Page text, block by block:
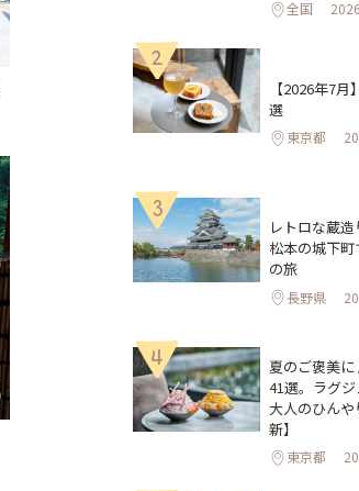
全国
2
【2026年7
選
東京都
3
レトロな蔵造
松本の城下
の旅
長野県
4
夏のご褒美
41選。ラグ
大人のひん
新】
東京都